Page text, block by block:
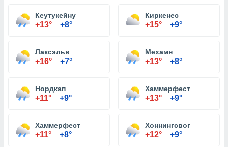
Кеутукейну
+13° +8°
Киркенес
+15° +9°
Лаксэльв
+16° +7°
Мехамн
+13° +8°
Нордкап
+11° +9°
Хаммерфест
+13° +9°
Хаммерфест
+11° +8°
Хоннингсвог
+12° +9°